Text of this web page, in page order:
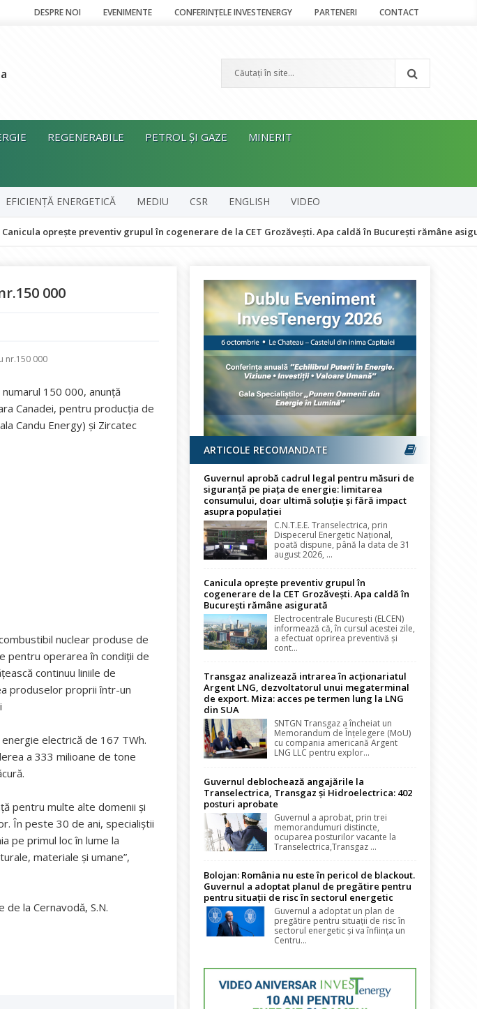
DESPRE NOI EVENIMENTE CONFERINȚELE INVESTENERGY PARTENERI CONTACT
REGENERABILE PETROL ȘI GAZE MINERIT
EFICIENȚĂ ENERGETICĂ MEDIU CSR ENGLISH VIDEO
preventiv grupul în cogenerare de la CET Grozăvești. Apa caldă în București rămâne asigurată
000
nr.150 000
150 000, anunță
Canadei, pentru producția de
Candu Energy) și Zircatec
nuclear produse de
pentru operarea în condiții de
continuu liniile de
produselor proprii într-un
electrică de 167 TWh.
a 333 milioane de tone
pentru multe alte domenii și
În peste 30 de ani, specialiștii
pe primul loc în lume la
materiale și umane”,
la Cernavodǎ, S.N.
ARTICOLE RECOMANDATE
Guvernul aprobă cadrul legal pentru măsuri de
siguranță pe piața de energie: limitarea
consumului, doar ultimă soluție și fără impact
asupra populației
C.N.T.E.E. Transelectrica, prin
Dispecerul Energetic Național,
poată dispune, până la data de 31
august 2026, ...
Canicula oprește preventiv grupul în
cogenerare de la CET Grozăvești. Apa caldă în
București rămâne asigurată
Electrocentrale București (ELCEN)
informează că, în cursul acestei zile,
a efectuat oprirea preventivă și
cont...
Transgaz analizează intrarea în acționariatul
Argent LNG, dezvoltatorul unui megaterminal
de export. Miza: acces pe termen lung la LNG
din SUA
SNTGN Transgaz a încheiat un
Memorandum de Înțelegere (MoU)
cu compania americană Argent
LNG LLC pentru explor...
Guvernul deblochează angajările la
Transelectrica, Transgaz și Hidroelectrica: 402
posturi aprobate
Guvernul a aprobat, prin trei
memorandumuri distincte,
ocuparea posturilor vacante la
Transelectrica,Transgaz ...
Bolojan: România nu este în pericol de blackout.
Guvernul a adoptat planul de pregătire pentru
pentru situații de risc în sectorul energetic
Guvernul a adoptat un plan de
pregătire pentru situații de risc în
sectorul energetic și va înființa un
Centru...